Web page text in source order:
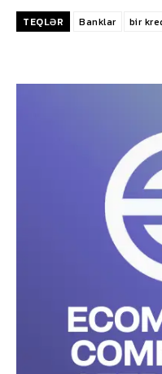
TEQLƏR Banklar bir